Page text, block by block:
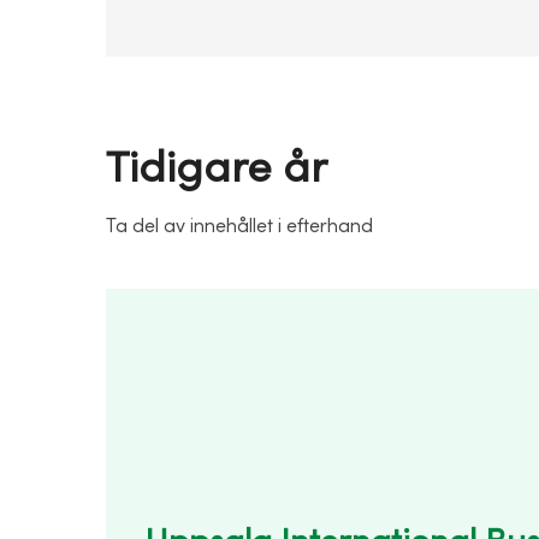
Tidigare år
Ta del av innehållet i efterhand